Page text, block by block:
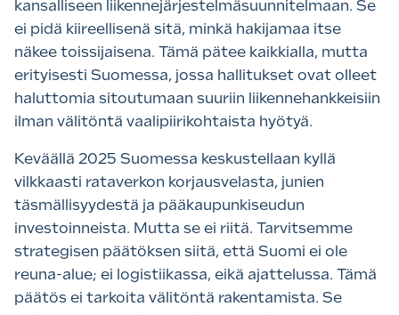
kansalliseen liikennejärjestelmäsuunnitelmaan. Se
ei pidä kiireellisenä sitä, minkä hakijamaa itse
näkee toissijaisena. Tämä pätee kaikkialla, mutta
erityisesti Suomessa, jossa hallitukset ovat olleet
haluttomia sitoutumaan suuriin liikennehankkeisiin
ilman välitöntä vaalipiirikohtaista hyötyä.
Keväällä 2025 Suomessa keskustellaan kyllä
vilkkaasti rataverkon korjausvelasta, junien
täsmällisyydestä ja pääkaupunkiseudun
investoinneista. Mutta se ei riitä. Tarvitsemme
strategisen päätöksen siitä, että Suomi ei ole
reuna-alue; ei logistiikassa, eikä ajattelussa. Tämä
päätös ei tarkoita välitöntä rakentamista. Se